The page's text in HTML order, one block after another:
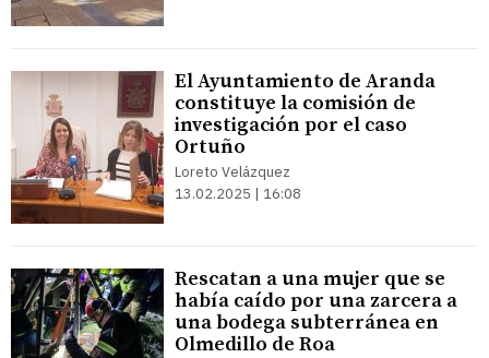
El Ayuntamiento de Aranda
constituye la comisión de
investigación por el caso
Ortuño
Loreto Velázquez
13.02.2025 | 16:08
Rescatan a una mujer que se
había caído por una zarcera a
una bodega subterránea en
Olmedillo de Roa